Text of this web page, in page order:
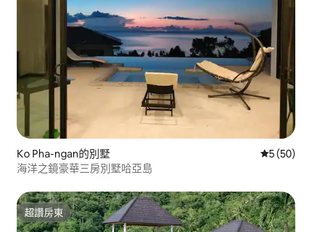
Ko Pha-ngan的別墅 從 50 則評
5 (50)
海洋之鏡豪華三房別墅哈亞島
超讚房東
超讚房東